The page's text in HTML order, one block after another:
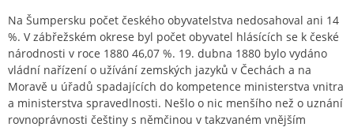
Na Šumpersku počet českého obyvatelstva nedosahoval ani 14
%. V zábřežském okrese byl počet obyvatel hlásících se k české
národnosti v roce 1880 46,07 %. 19. dubna 1880 bylo vydáno
vládní nařízení o užívání zemských jazyků v Čechách a na
Moravě u úřadů spadajících do kompetence ministerstva vnitra
a ministerstva spravedlnosti. Nešlo o nic menšího než o uznání
rovnoprávnosti češtiny s němčinou v takzvaném vnějším